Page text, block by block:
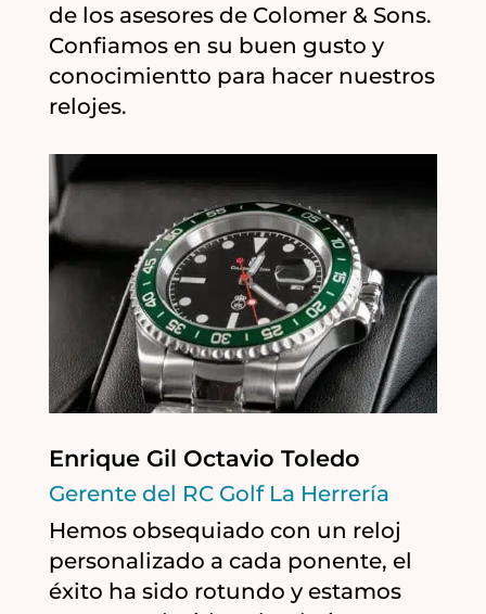
de los asesores de Colomer & Sons.
Confiamos en su buen gusto y
conocimientto para hacer nuestros
relojes.
Enrique Gil Octavio Toledo
Gerente del RC Golf La Herrería
Hemos obsequiado con un reloj
personalizado a cada ponente, el
éxito ha sido rotundo y estamos